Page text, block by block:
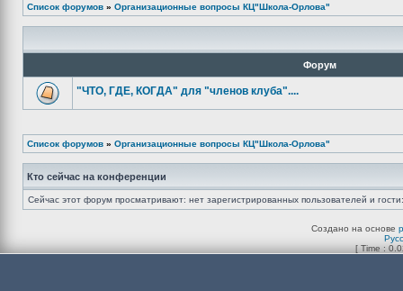
Список форумов » Организационные вопросы КЦ"Школа-Орлова"
Форум
"ЧТО, ГДЕ, КОГДА" для "членов клуба"....
Список форумов » Организационные вопросы КЦ"Школа-Орлова"
Кто сейчас на конференции
Сейчас этот форум просматривают: нет зарегистрированных пользователей и
Создано на основе
[ Time :